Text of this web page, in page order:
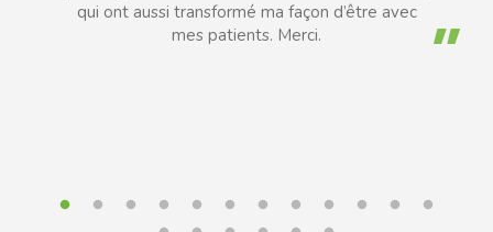
qui ont aussi transformé ma façon d’être avec
mes patients. Merci.